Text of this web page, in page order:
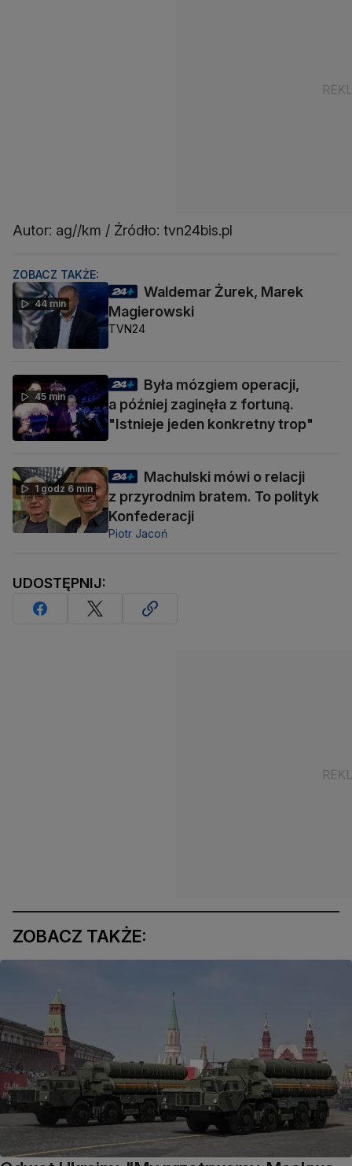
Autor: ag//km / Źródło: tvn24bis.pl
ZOBACZ TAKŻE:
44 min
Waldemar Żurek, Marek
Magierowski
TVN24
45 min
Była mózgiem operacji,
a później zaginęła z fortuną.
"Istnieje jeden konkretny trop"
1 godz 6 min
Machulski mówi o relacji
z przyrodnim bratem. To polityk
Konfederacji
Piotr Jacoń
UDOSTĘPNIJ:
ZOBACZ TAKŻE: